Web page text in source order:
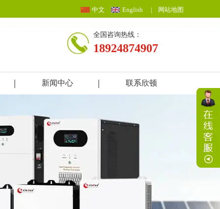
全国咨询热线：
18924874907
中文 English | 网站地图
新闻中心 联系欣顿